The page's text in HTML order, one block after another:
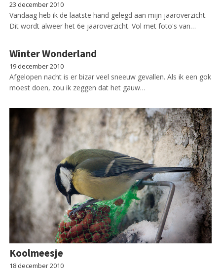
23 december 2010
Vandaag heb ik de laatste hand gelegd aan mijn jaaroverzicht.
Dit wordt alweer het 6e jaaroverzicht. Vol met foto's van…
Winter Wonderland
19 december 2010
Afgelopen nacht is er bizar veel sneeuw gevallen. Als ik een gok
moest doen, zou ik zeggen dat het gauw…
Koolmeesje
18 december 2010